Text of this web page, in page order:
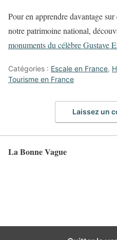
Pour en apprendre davantage
notre patrimoine national,
monuments du célèbre Gustave
Catégories : Escale en France,
Tourisme en France
Laissez un
La Bonne Vague